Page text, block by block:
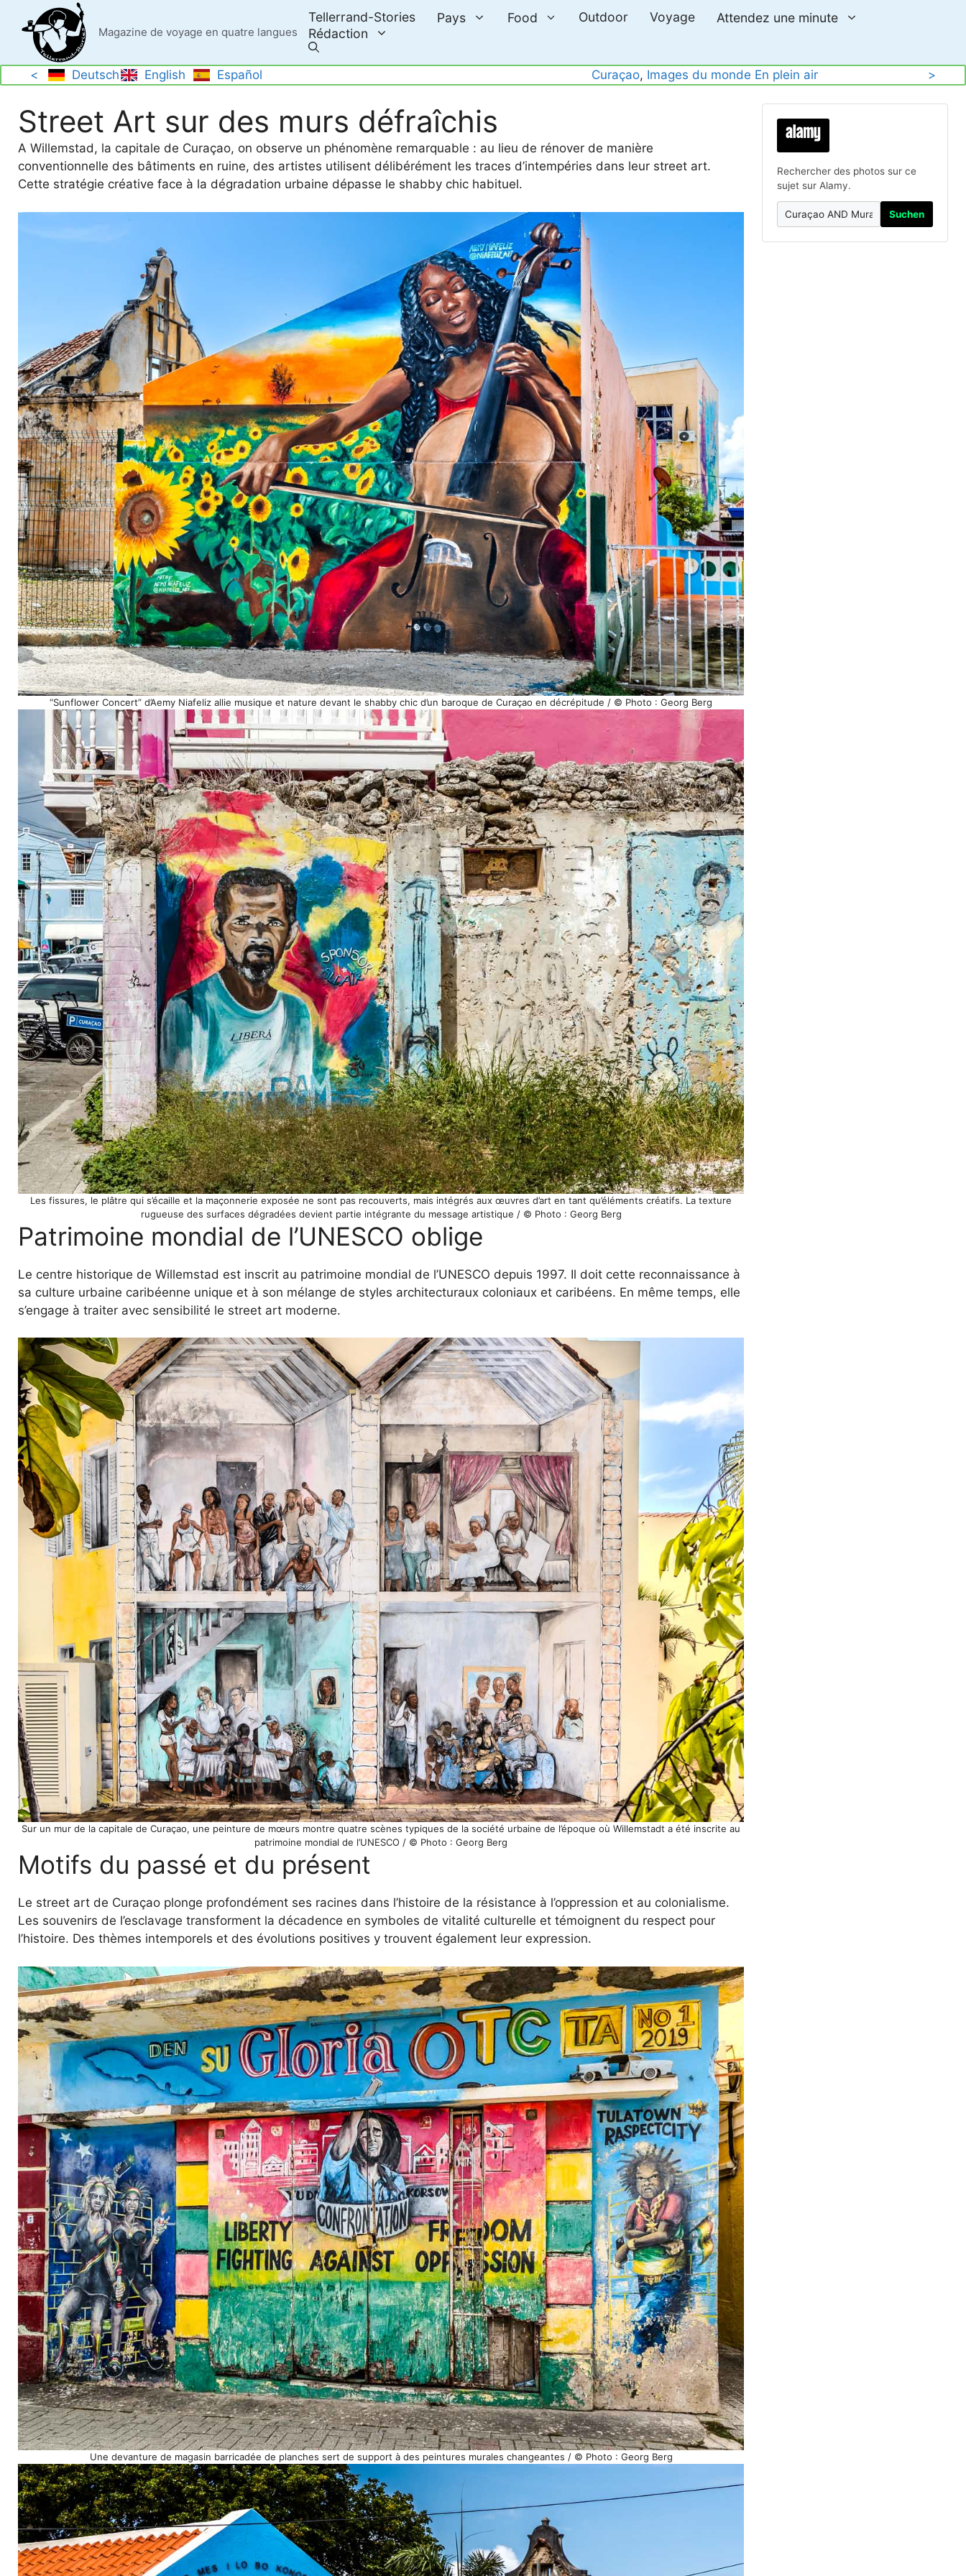
content
Magazine de voyage en quatre langues
Tellerrand-Stories Pays Food Outdoor Voyage
Attendez une minute
Rédaction
< Deutsch English Español Curaçao, Images du monde En plein air >
Street Art sur des murs défraîchis
A Willemstad, la capitale de Curaçao, on observe un phénomène remarquable : au lieu de rénover de manière
conventionnelle des bâtiments en ruine, des artistes utilisent délibérément les traces d’intempéries dans leur street art.
Cette stratégie créative face à la dégradation urbaine dépasse le shabby chic habituel.
“Sunflower Concert” d’Aemy Niafeliz allie musique et nature devant le shabby chic d’un baroque de Curaçao en décrépitude / © Photo : Georg Berg
Les fissures, le plâtre qui s’écaille et la maçonnerie exposée ne sont pas recouverts, mais intégrés aux œuvres d’art en tant qu’éléments créatifs. La texture
rugueuse des surfaces dégradées devient partie intégrante du message artistique / © Photo : Georg Berg
Patrimoine mondial de l’UNESCO oblige
Le centre historique de Willemstad est inscrit au patrimoine mondial de l’UNESCO depuis 1997. Il doit cette reconnaissance à
sa culture urbaine caribéenne unique et à son mélange de styles architecturaux coloniaux et caribéens. En même temps, elle
s’engage à traiter avec sensibilité le street art moderne.
Sur un mur de la capitale de Curaçao, une peinture de mœurs montre quatre scènes typiques de la société urbaine de l’époque où Willemstadt a été inscrite au
patrimoine mondial de l’UNESCO / © Photo : Georg Berg
Motifs du passé et du présent
Le street art de Curaçao plonge profondément ses racines dans l’histoire de la résistance à l’oppression et au colonialisme.
Les souvenirs de l’esclavage transforment la décadence en symboles de vitalité culturelle et témoignent du respect pour
l’histoire. Des thèmes intemporels et des évolutions positives y trouvent également leur expression.
Une devanture de magasin barricadée de planches sert de support à des peintures murales changeantes / © Photo : Georg Berg
Rechercher des photos sur ce
sujet sur Alamy.
Suchen